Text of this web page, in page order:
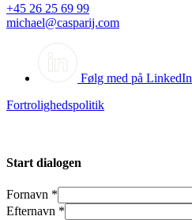
+45 26 25 69 99
michael@casparij.com
Følg med på LinkedIn
Fortrolighedspolitik
Start dialogen
Fornavn *
Efternavn *